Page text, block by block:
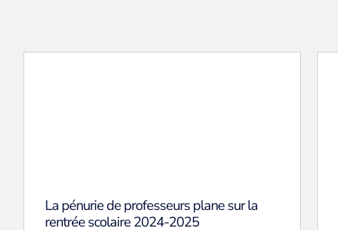
La pénurie de professeurs plane sur la
rentrée scolaire 2024-2025